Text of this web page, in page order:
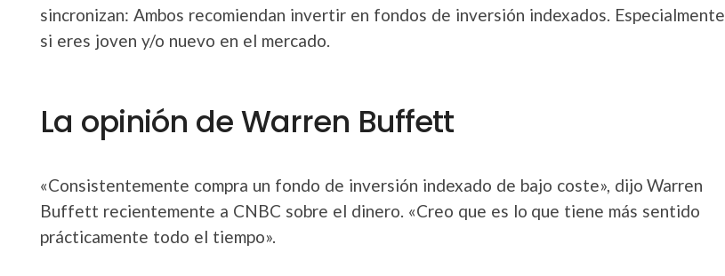
sincronizan: Ambos recomiendan invertir en fondos de inversión indexados. Especialmente
si eres joven y/o nuevo en el mercado.
La opinión de Warren Buffett
«Consistentemente compra un fondo de inversión indexado de bajo coste», dijo Warren
Buffett recientemente a CNBC sobre el dinero. «Creo que es lo que tiene más sentido
prácticamente todo el tiempo».